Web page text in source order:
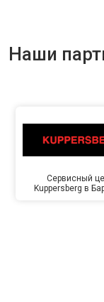
Наши
Сервисный
Kuppersberg в